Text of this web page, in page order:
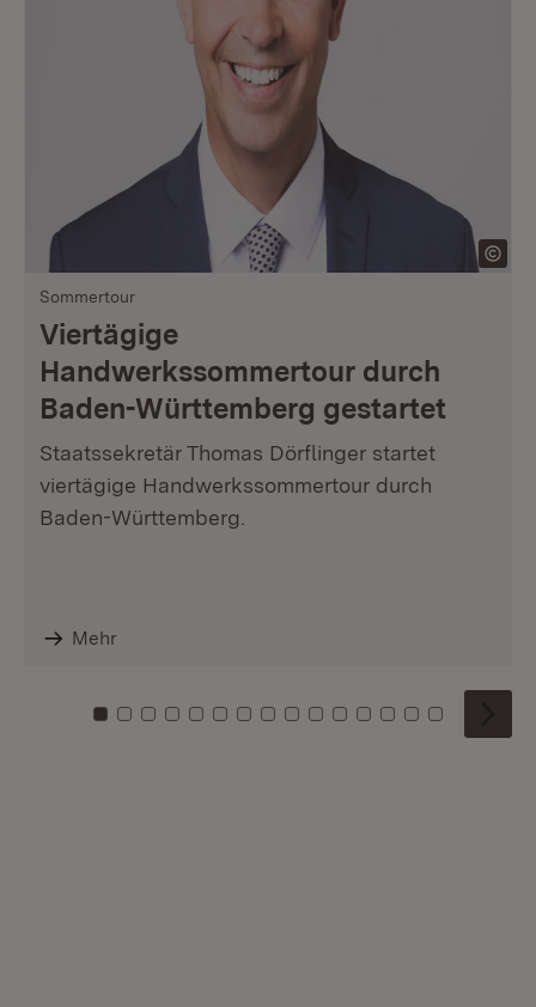
Sommertour
Viertägige
Handwerkssommertour durch
Baden-Württemberg gestartet
Staatssekretär Thomas Dörflinger startet
viertägige Handwerkssommertour durch
Baden-Württemberg.
Mehr
Zu Kachel: 0
Zu Kachel: 1
Zu Kachel: 2
Zu Kachel: 3
Zu Kachel: 4
Zu Kachel: 5
Zu Kachel: 6
Zu Kachel: 7
Zu Kachel: 8
Zu Kachel: 9
Zu Kachel: 10
Zu Kachel: 11
Zu Kachel: 12
Zu Kachel:
Zu